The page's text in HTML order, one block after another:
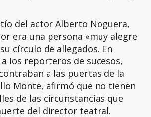
del actor Alberto Noguera,
era una persona «muy alegre
círculo de allegados. En
los reporteros de sucesos,
a las puertas de la
Monte, afirmó que no tienen
de las circunstancias que
del director teatral.